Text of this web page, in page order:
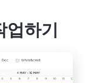
업하기